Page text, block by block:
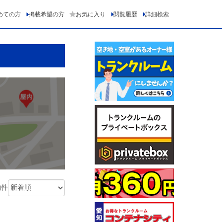
ての方 掲載希望の方 お気に入り 閲覧履歴 詳細検索